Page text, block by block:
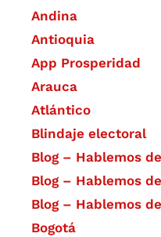
Andina
Antioquia
App Prosperidad
Arauca
Atlántico
Blindaje electoral
Blog – Hablemos
Blog – Hablemos
Blog – Hablemos
Bogotá